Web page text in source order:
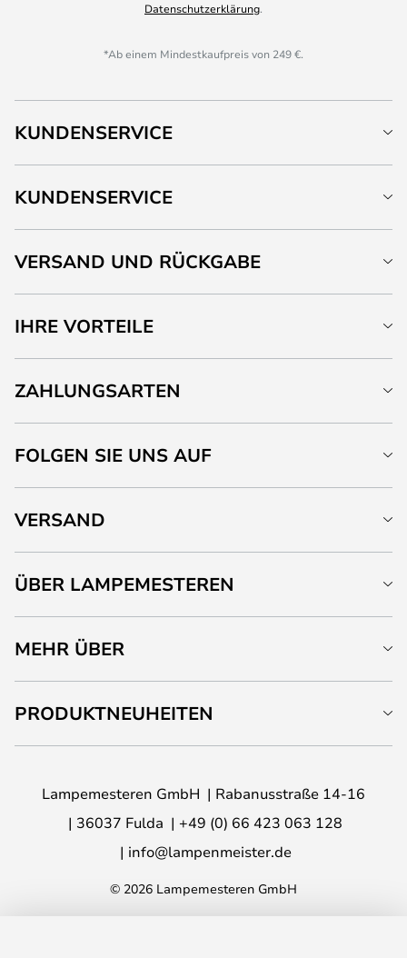
Datenschutzerklärung.
*Ab einem Mindestkaufpreis von 249 €.
KUNDENSERVICE
KUNDENSERVICE
VERSAND UND RÜCKGABE
IHRE VORTEILE
ZAHLUNGSARTEN
FOLGEN SIE UNS AUF
VERSAND
ÜBER LAMPEMESTEREN
MEHR ÜBER
PRODUKTNEUHEITEN
Lampemesteren GmbH
Rabanusstraße 14-16
36037 Fulda
+49 (0) 66 423 063 128
info@lampenmeister.de
© 2026 Lampemesteren GmbH